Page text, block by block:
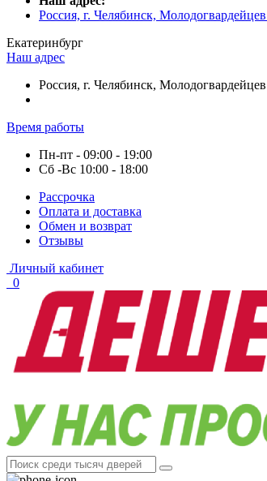
Россия, г. Челябинск,
Екатеринбург
Наш адрес
Россия, г. Челябинск,
Время работы
Пн-пт - 09:00 - 19:00
Сб -Вс 10:00 - 18:00
Рассрочка
Оплата и доставка
Обмен и возврат
Отзывы
Личный кабинет
0